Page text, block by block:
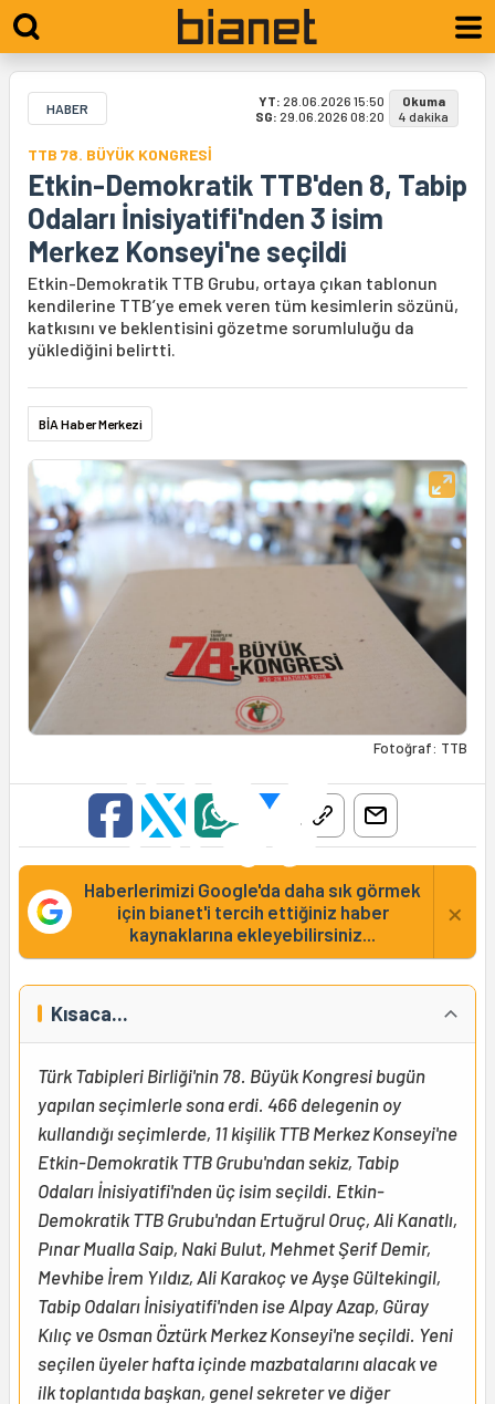
HABER YT: 28.06.2026 15:50
SG: 29.06.2026 08:20
Okuma
4 dakika
TTB 78. BÜYÜK KONGRESİ
Etkin-Demokratik TTB'den 8, Tabip
Odaları İnisiyatifi'nden 3 isim
Merkez Konseyi'ne seçildi
Etkin-Demokratik TTB Grubu, ortaya çıkan tablonun
kendilerine TTB’ye emek veren tüm kesimlerin sözünü,
katkısını ve beklentisini gözetme sorumluluğu da
yüklediğini belirtti.
BİA Haber Merkezi
Fotoğraf: TTB
Haberlerimizi Google'da daha sık görmek
için bianet'i tercih ettiğiniz haber
kaynaklarına ekleyebilirsiniz...
×
Kısaca...
Türk Tabipleri Birliği'nin 78. Büyük Kongresi bugün
yapılan seçimlerle sona erdi. 466 delegenin oy
kullandığı seçimlerde, 11 kişilik TTB Merkez Konseyi'ne
Etkin-Demokratik TTB Grubu'ndan sekiz, Tabip
Odaları İnisiyatifi'nden üç isim seçildi. Etkin-
Demokratik TTB Grubu'ndan Ertuğrul Oruç, Ali Kanatlı,
Pınar Mualla Saip, Naki Bulut, Mehmet Şerif Demir,
Mevhibe İrem Yıldız, Ali Karakoç ve Ayşe Gültekingil,
Tabip Odaları İnisiyatifi'nden ise Alpay Azap, Güray
Kılıç ve Osman Öztürk Merkez Konseyi'ne seçildi. Yeni
seçilen üyeler hafta içinde mazbatalarını alacak ve
ilk toplantıda başkan, genel sekreter ve diğer